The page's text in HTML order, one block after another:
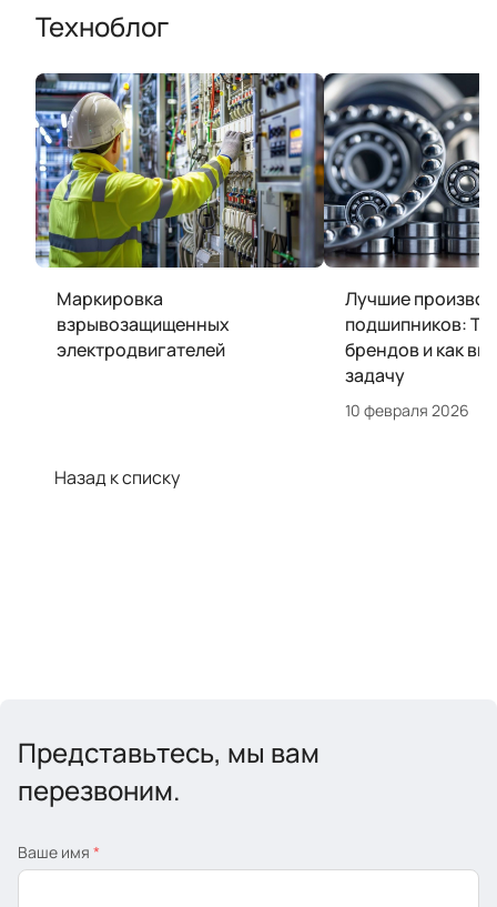
Техноблог
Маркировка
взрывозащищенных
электродвигателей
Лучшие
подшипников:
брендов и как
задачу
10 февраля 2026
Назад к списку
Представьтесь, мы вам
перезвоним.
Ваше имя *